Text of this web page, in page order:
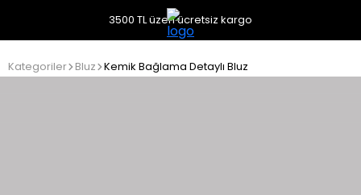
3500 TL üzeri ücretsiz kargo
Kategoriler Bluz Kemik Bağlama Detaylı Bluz